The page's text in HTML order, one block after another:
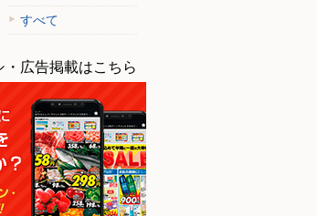
すべて
・広告掲載はこちら